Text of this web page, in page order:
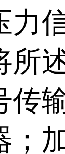
力
所
传
；